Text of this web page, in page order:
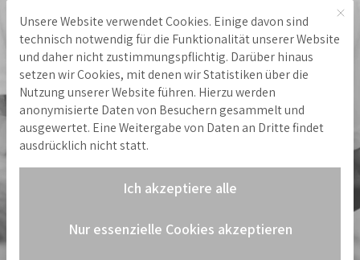
Mit
Hinweis zu Cookies
Unsere Website verwendet Cookies. Einige davon sind
technisch notwendig für die Funktionalität unserer Website
und daher nicht zustimmungspflichtig. Darüber hinaus
setzen wir Cookies, mit denen wir Statistiken über die
Nutzung unserer Website führen. Hierzu werden
anonymisierte Daten von Besuchern gesammelt und
ausgewertet. Eine Weitergabe von Daten an Dritte findet
ausdrücklich nicht statt.
Ich akzeptiere alle
Nur essenzielle Cookies akzeptieren